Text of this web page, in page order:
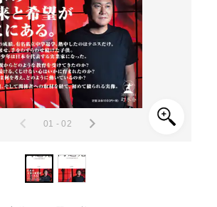
01 - 02